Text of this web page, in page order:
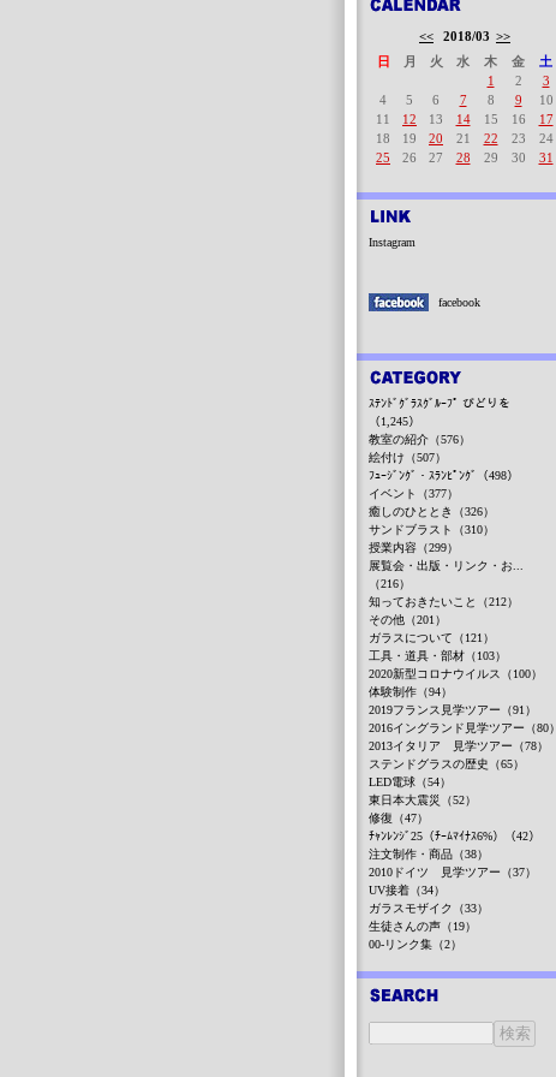
<< 2018/03 >>
日
月 火 水 木 金
土
1
2
3
4
5 6 7 8 9
10
11
12 13 14 15 16
17
18
19 20 21 22 23
24
25
26 27 28 29 30 31
Instagram
facebook
ｽﾃﾝﾄﾞｸﾞﾗｽｸﾞﾙｰﾌﾟ びどりを
（1,245）
教室の紹介（576）
絵付け（507）
ﾌｭｰｼﾞﾝｸﾞ・ｽﾗﾝﾋﾟﾝｸﾞ（498）
イベント（377）
癒しのひととき（326）
サンドブラスト（310）
授業内容（299）
展覧会・出版・リンク・お...
（216）
知っておきたいこと（212）
その他（201）
ガラスについて（121）
工具・道具・部材（103）
2020新型コロナウイルス（100）
体験制作（94）
2019フランス見学ツアー（91）
2016イングランド見学ツアー（80）
2013イタリア 見学ツアー（78）
ステンドグラスの歴史（65）
LED電球（54）
東日本大震災（52）
修復（47）
ﾁｬﾝﾚﾝｼﾞ25（ﾁｰﾑﾏｲﾅｽ6%）（42）
注文制作・商品（38）
2010ドイツ 見学ツアー（37）
UV接着（34）
ガラスモザイク（33）
生徒さんの声（19）
00-リンク集（2）